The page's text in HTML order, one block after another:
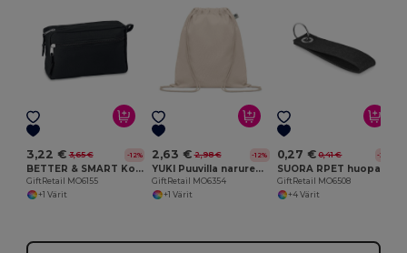
3,22 € 3,65 € -12%
BETTER & SMART Kosmetiikkalaukku
GiftRetail MO6155
+1 Värit
2,63 € 2,98 € -12%
YUKI Puuvilla narureppu
GiftRetail MO6354
+1 Värit
0,27 € 0,41 € -33%
GiftRetail MO6508
+4 Värit